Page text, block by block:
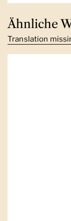
Ähnliche
Translation